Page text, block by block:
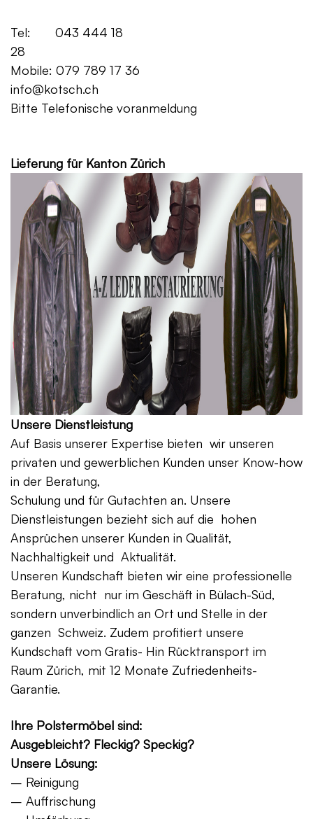
Tel: 043 444 18
28
Mobile: 079 789 17 36
info@kotsch.ch
Bitte Telefonische voranmeldung
Lieferung für Kanton Zürich
Unsere Dienstleistung
Auf Basis unserer Expertise bieten wir unseren
privaten und gewerblichen Kunden unser Know-how
in der Beratung,
Schulung und für Gutachten an. Unsere
Dienstleistungen bezieht sich auf die hohen
Ansprüchen unserer Kunden in Qualität,
Nachhaltigkeit und Aktualität.
Unseren Kundschaft bieten wir eine professionelle
Beratung, nicht nur im Geschäft in Bülach-Süd,
sondern unverbindlich an Ort und Stelle in der
ganzen Schweiz. Zudem profitiert unsere
Kundschaft vom Gratis- Hin Rücktransport im
Raum Zürich, mit 12 Monate Zufriedenheits-
Garantie.
Ihre Polstermöbel sind:
Ausgebleicht? Fleckig? Speckig?
Unsere Lösung:
– Reinigung
– Auffrischung